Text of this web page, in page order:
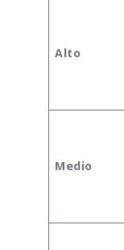
Alto
Medio